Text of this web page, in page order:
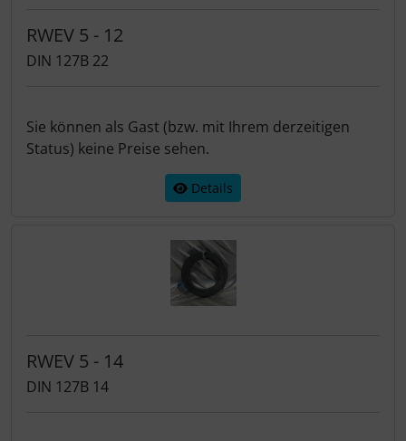
RWEV 5 - 12
DIN 127B 22
Sie können als Gast (bzw. mit Ihrem derzeitigen
Status) keine Preise sehen.
Details
RWEV 5 - 14
DIN 127B 14